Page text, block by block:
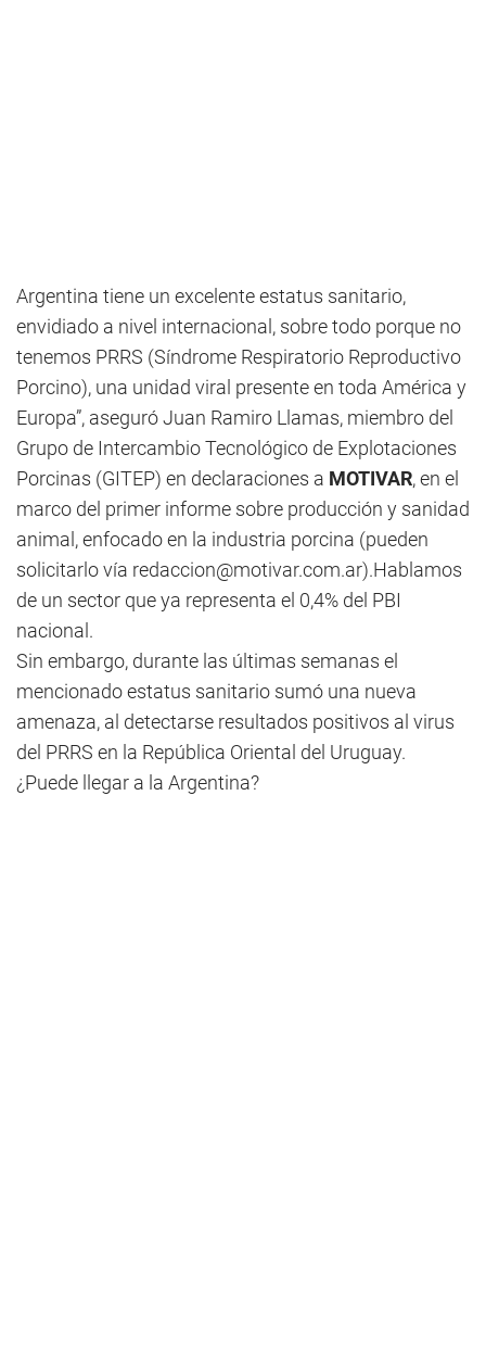
Argentina tiene un excelente estatus sanitario,
envidiado a nivel internacional, sobre todo porque no
tenemos PRRS (Síndrome Respiratorio Reproductivo
Porcino), una unidad viral presente en toda América y
Europa”, aseguró Juan Ramiro Llamas, miembro del
Grupo de Intercambio Tecnológico de Explotaciones
Porcinas (GITEP) en declaraciones a MOTIVAR, en el
marco del primer informe sobre producción y sanidad
animal, enfocado en la industria porcina (pueden
solicitarlo vía redaccion@motivar.com.ar).Hablamos
de un sector que ya representa el 0,4% del PBI
nacional.
Sin embargo, durante las últimas semanas el
mencionado estatus sanitario sumó una nueva
amenaza, al detectarse resultados positivos al virus
del PRRS en la República Oriental del Uruguay.
¿Puede llegar a la Argentina?